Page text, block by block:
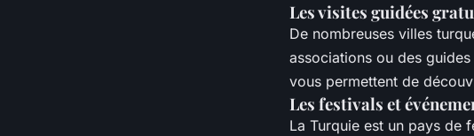
Les visites guidées
De nombreuses villes
associations ou des
vous permettent de
Les festivals et
La Turquie est un pays de